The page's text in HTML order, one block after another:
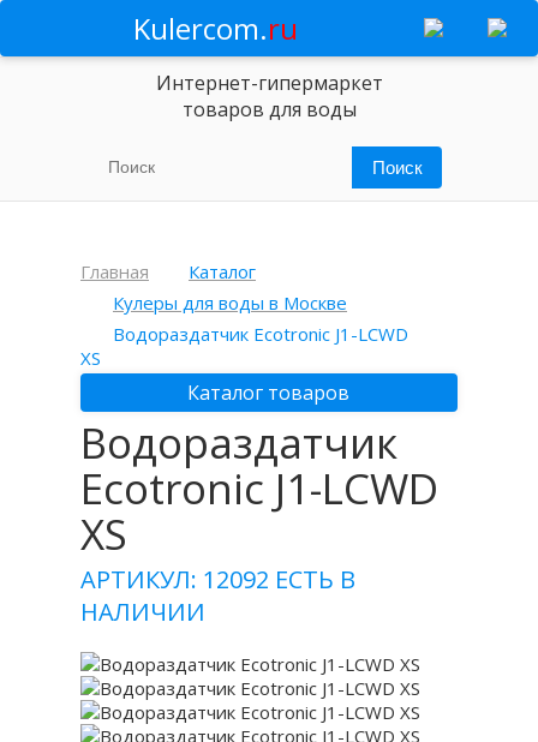
Kulercom.ru
Интернет-гипермаркет
товаров для воды
Главная
Каталог
Кулеры для воды в Москве
Водораздатчик Ecotronic J1-LCWD
XS
Каталог товаров
Водораздатчик
Ecotronic J1-LCWD
XS
АРТИКУЛ: 12092 ЕСТЬ В
НАЛИЧИИ